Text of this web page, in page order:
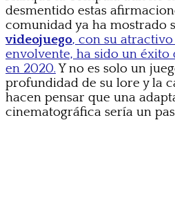
desmentido estas
comunidad ya ha mostrado
videojuego, con su
envolvente, ha sido un éxito
en 2020.Y no es solo un
profundidad de su lore y la
hacen pensar que una
cinematográfica sería un